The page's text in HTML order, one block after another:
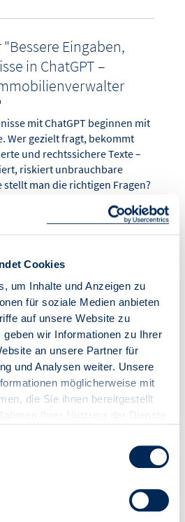
Cookies
um Inhalte und Anzeigen zu
für soziale Medien anbieten
auf unsere Website zu
wir Informationen zu Ihrer
an unsere Partner für
und Analysen weiter. Unsere
möglicherweise mit
die Sie ihnen bereitgestellt
Ihrer Nutzung der Dienste
Eingaben,
in ChatGPT –
mit ChatGPT beginnen mit
Wer gezielt fragt, bekommt
und rechtssichere Texte –
riskiert unbrauchbare
stellt man die richtigen Fragen?
Online-Seminar wird
einer
Professionelle
erklärt"
einer WEG-Verwaltung
Vorgang, so sind bei der
verwalterlosen
noch wesentlich
auch, welche
ein wirtschaftliches
seminar-26109